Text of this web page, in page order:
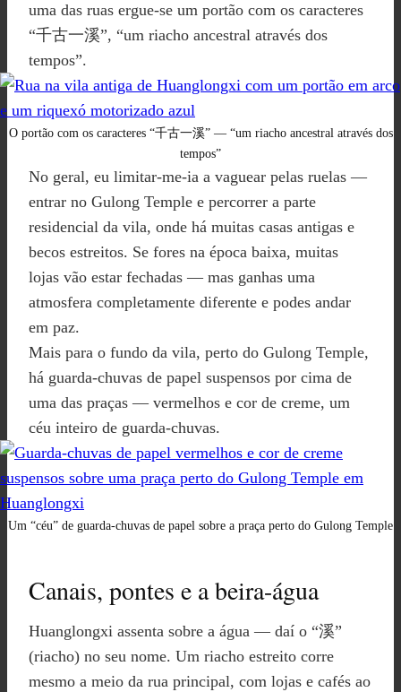
uma das ruas ergue-se um portão com os caracteres
“千古一溪”, “um riacho ancestral através dos
tempos”.
O portão com os caracteres “千古一溪” — “um riacho ancestral através dos
tempos”
No geral, eu limitar-me-ia a vaguear pelas ruelas —
entrar no Gulong Temple e percorrer a parte
residencial da vila, onde há muitas casas antigas e
becos estreitos. Se fores na época baixa, muitas
lojas vão estar fechadas — mas ganhas uma
atmosfera completamente diferente e podes andar
em paz.
Mais para o fundo da vila, perto do Gulong Temple,
há guarda-chuvas de papel suspensos por cima de
uma das praças — vermelhos e cor de creme, um
céu inteiro de guarda-chuvas.
Um “céu” de guarda-chuvas de papel sobre a praça perto do Gulong Temple
Canais, pontes e a beira-água
Huanglongxi assenta sobre a água — daí o “溪”
(riacho) no seu nome. Um riacho estreito corre
mesmo a meio da rua principal, com lojas e cafés ao